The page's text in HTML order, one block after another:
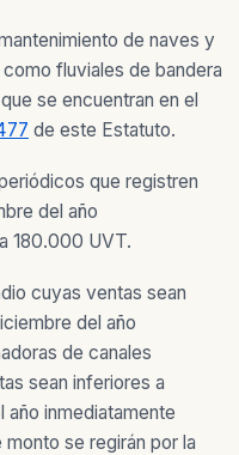
de naves y
fluviales de bandera
se encuentran en el
de este Estatuto.
que registren
del año
180.000 UVT.
cuyas ventas sean
del año
de canales
sean inferiores a
inmediatamente
se regirán por la